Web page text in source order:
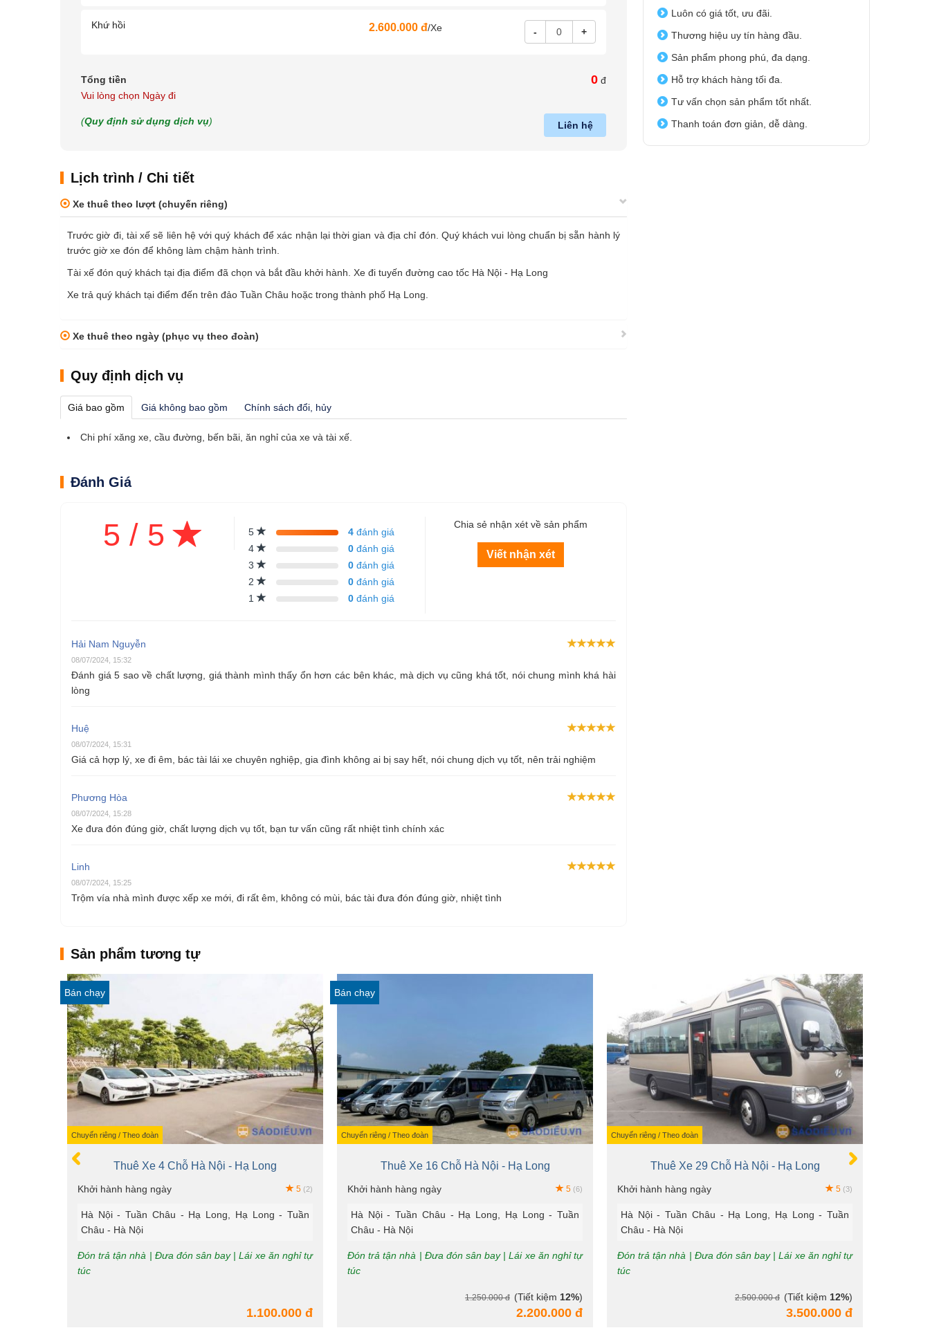
Khứ hồi 2.600.000 đ/Xe - +
Tổng tiền 0 đ
Vui lòng chọn Ngày đi
(Quy định sử dụng dịch vụ) Liên hệ
Lịch trình / Chi tiết
Xe thuê theo lượt (chuyến riêng)
Trước giờ đi, tài xế sẽ liên hệ với quý khách để xác nhận lại thời gian và địa chỉ đón. Quý khách vui lòng chuẩn bị sẵn hành lý
trước giờ xe đón để không làm chậm hành trình.
Tài xế đón quý khách tại địa điểm đã chọn và bắt đầu khởi hành. Xe đi tuyến đường cao tốc Hà Nội - Hạ Long
Xe trả quý khách tại điểm đến trên đảo Tuần Châu hoặc trong thành phố Hạ Long.
Xe thuê theo ngày (phục vụ theo đoàn)
Quy định dịch vụ
Giá bao gồm Giá không bao gồm Chính sách đổi, hủy
Chi phí xăng xe, cầu đường, bến bãi, ăn nghỉ của xe và tài xế.
Đánh Giá
5 / 5 5 4 đánh giá
4
0 đánh giá
3
0 đánh giá
2
0 đánh giá
1
0 đánh giá
Chia sẻ nhận xét về sản phẩm
Viết nhận xét
Hải Nam Nguyễn
08/07/2024, 15:32
Đánh giá 5 sao về chất lượng, giá thành mình thấy ổn hơn các bên khác, mà dịch vụ cũng khá tốt, nói chung mình khá hài
lòng
Huệ
08/07/2024, 15:31
Giá cả hợp lý, xe đi êm, bác tài lái xe chuyên nghiệp, gia đình không ai bị say hết, nói chung dịch vụ tốt, nên trải nghiệm
Phương Hòa
08/07/2024, 15:28
Xe đưa đón đúng giờ, chất lượng dịch vụ tốt, bạn tư vấn cũng rất nhiệt tình chính xác
Linh
08/07/2024, 15:25
Trộm vía nhà mình được xếp xe mới, đi rất êm, không có mùi, bác tài đưa đón đúng giờ, nhiệt tình
Luôn có giá tốt, ưu đãi.
Thương hiệu uy tín hàng đầu.
Sản phẩm phong phú, đa dạng.
Hỗ trợ khách hàng tối đa.
Tư vấn chọn sản phẩm tốt nhất.
Thanh toán đơn giản, dễ dàng.
Sản phẩm tương tự
Bán chạy
Chuyến riêng / Theo đoàn
Thuê Xe 4 Chỗ Hà Nội - Hạ Long
Khởi hành hàng ngày 5 (2)
Hà Nội - Tuần Châu - Hạ Long, Hạ Long - Tuần
Châu - Hà Nội
Đón trả tận nhà | Đưa đón sân bay | Lái xe ăn nghỉ tự
túc
1.100.000 đ
Bán chạy
Chuyến riêng / Theo đoàn
Thuê Xe 16 Chỗ Hà Nội - Hạ Long
Khởi hành hàng ngày 5 (6)
Hà Nội - Tuần Châu - Hạ Long, Hạ Long - Tuần
Châu - Hà Nội
Đón trả tận nhà | Đưa đón sân bay | Lái xe ăn nghỉ tự
túc
1.250.000 đ (Tiết kiệm 12%)
2.200.000 đ
Chuyến riêng / Theo đoàn
Thuê Xe 29 Chỗ Hà Nội - Hạ Long
Khởi hành hàng ngày 5 (3)
Hà Nội - Tuần Châu - Hạ Long, Hạ Long - Tuần
Châu - Hà Nội
Đón trả tận nhà | Đưa đón sân bay | Lái xe ăn nghỉ tự
túc
2.500.000 đ (Tiết kiệm 12%)
3.500.000 đ